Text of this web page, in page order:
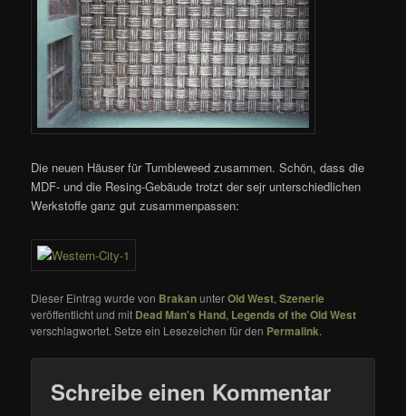
Die neuen Häuser für Tumbleweed zusammen. Schön, dass die
MDF- und die Resing-Gebäude trotzt der sejr unterschiedlichen
Werkstoffe ganz gut zusammenpassen:
Dieser Eintrag wurde von BrakanunterOld West,Szenerie
veröffentlicht und mit Dead Man's Hand, Legends of the Old West
verschlagwortet. Setze ein Lesezeichen für den Permalink.
Schreibe einen Kommentar